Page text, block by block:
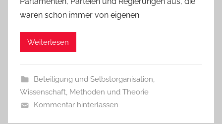
waren schon immer von eigenen
Weiterlesen
Beteiligung und Selbstorganisation,
Wissenschaft, Methoden und Theorie
Kommentar hinterlassen